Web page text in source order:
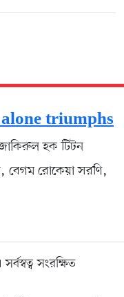
alone triumphs
হক টিটন
বেগম রোকেয়া সরণি,
সংরক্ষিত